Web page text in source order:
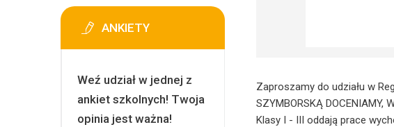
Zaproszamy do udziału w
SZYMBORSKĄ DOCENIAMY,
Klasy I - III oddają prace
ANKIETY
Weź udział w jednej z
ankiet szkolnych! Twoja
opinia jest ważna!